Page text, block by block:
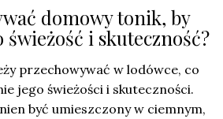
domowy tonik, by
świeżość i skuteczność?
przechowywać w lodówce, co
jego świeżości i skuteczności.
być umieszczony w ciemnym,